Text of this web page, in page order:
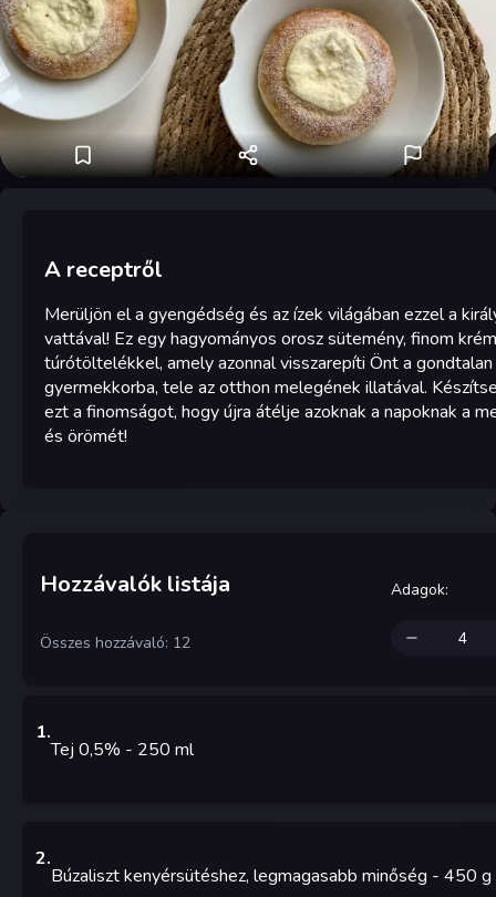
A receptről
Merüljön el a gyengédség és az ízek világában ezzel a
vattával! Ez egy hagyományos orosz sütemény, finom
túrótöltelékkel, amely azonnal visszarepíti Önt a gondtalan
gyermekkorba, tele az otthon melegének illatával.
ezt a finomságot, hogy újra átélje azoknak a napoknak a
és örömét!
Hozzávalók listája
Összes hozzávaló: 12
Adagok:
1.
Tej 0,5% - 250 ml
2.
Búzaliszt kenyérsütéshez, legmagasabb minőség - 450 g